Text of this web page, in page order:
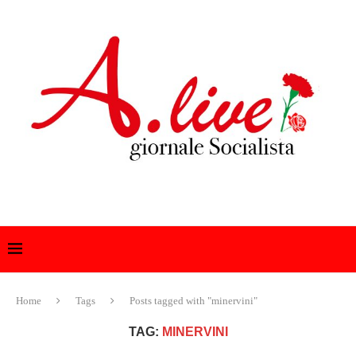
Home Tags Posts tagged with "minervini"
TAG: MINERVINI